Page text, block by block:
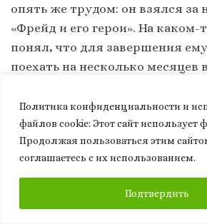
Политика конфиденциальности и
файлов сookie: Этот сайт использует
Продолжая пользоваться этим
соглашаетесь с их использованием.
Подтвердить
опять же трудом: он взялся за
«Фрейд и его герои». На каком-
понял, что для завершения
поехать на несколько
Элишевой и их двумя
занять несколько месяцев, но
эмиграцией в США.
Продолжение следует…